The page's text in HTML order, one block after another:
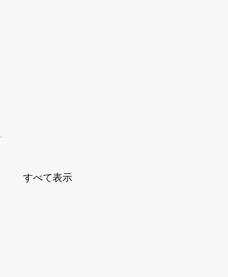
すべて表示